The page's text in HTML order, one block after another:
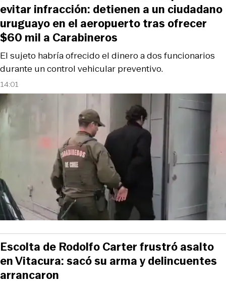
14:01
El sujeto habría ofrecido el dinero a dos funcionarios
durante un control vehicular preventivo.
evitar infracción: detienen a un ciudadano
uruguayo en el aeropuerto tras ofrecer
$60 mil a Carabineros
Escolta de Rodolfo Carter frustró asalto
en Vitacura: sacó su arma y delincuentes
arrancaron